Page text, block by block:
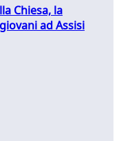
Chiesa, la
ad Assisi